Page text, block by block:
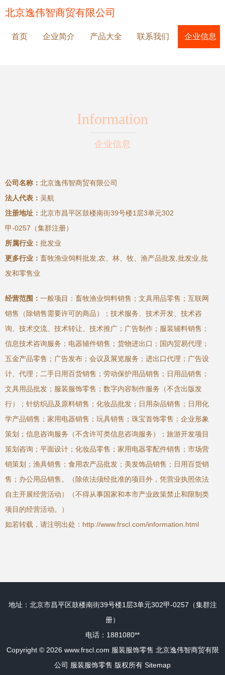
北京逸伟智商贸有限公司
首页 企业简介 产品大全 联系我们 企业信息
Information
企业信息
公司名称： 北京逸伟智商贸有限公司
法人代表： 吴航
注册地址： 北京市昌平区鼓楼南街39号楼1层3单元302
甲-0257（集群注册）
所属行业： 批发业
更多行业： 畜牧渔业饲料批发,农、林、牧、渔产品批发,批发业,批
发和零售业
经营范围： 一般项目：畜牧渔业饲料销售；文具用品零售；互联网
销售（除销售需要许可的商品）；技术服务、技术开发、技术咨
询、技术交流、技术转让、技术推广；广告制作；服装辅料销售；
信息技术咨询服务；电器辅件销售；货物进出口；国内贸易代理；
五金产品零售；广告发布；会议及展览服务；进出口代理；广告设
计、代理；二手日用百货销售；劳动保护用品销售；日用品销售；
文具用品批发；服装服饰零售；数字内容制作服务（不含出版发
行）；针纺织品及原料销售；化妆品批发；日用杂品销售；日用化
学产品销售；家用电器销售；玩具销售；珠宝首饰零售；企业形象
策划；信息咨询服务（不含许可类信息咨询服务）；旅游开发项目
策划咨询；平面设计；化妆品零售；家用电器零配件销售；市场营
销策划；渔具销售；食用农产品批发；美发饰品销售；日用百货销
售；办公用品销售。（除依法须经批准的项目外，凭营业执照依法
自主开展经营活动）（不得从事国家和本市产业政策禁止和限制类
项目的经营活动。）
如若转载，请注明出处：http://www.frscl.com/information.html
地址：北京市昌平区鼓楼南街39号楼1层3单元302甲-0257（集群注
册）
电话：1881080**
Copyright © 2026 www.frscl.com 服装服饰零售 北京逸伟智商贸有限
公司 服装服饰零售 版权所有 Sitemap